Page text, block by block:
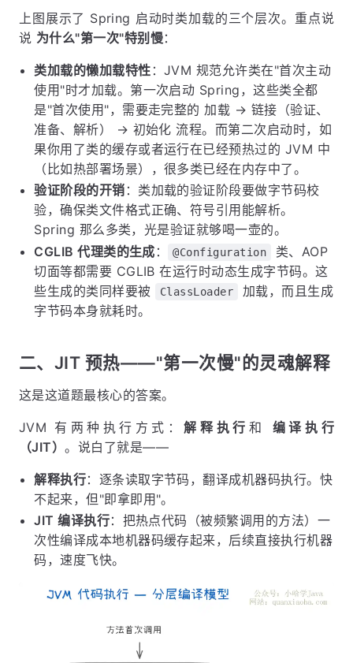
上图展示了 Spring 启动时类加载的三个层次。重点说
说 为什么"第一次"特别慢：
类加载的懒加载特性 ：JVM 规范允许类在"首次主动
使用"时才加载。第一次启动 Spring，这些类全都
是"首次使用"，需要走完整的 加载 → 链接（验证、
准备、解析） → 初始化 流程。而第二次启动时，如
果你用了类的缓存或者运行在已经预热过的 JVM 中
（比如热部署场景），很多类已经在内存中了。
验证阶段的开销 ：类加载的验证阶段要做字节码校
验，确保类文件格式正确、符号引用能解析。
Spring 那么多类，光是验证就够喝一壶的。
CGLIB 代理类的生成 ： @Configuration
类、AOP
切面等都需要 CGLIB 在运行时动态生成字节码。这
些生成的类同样要被
ClassLoader
加载，而且生成
字节码本身就耗时。
二、JIT 预热——"第一次慢"的灵魂解释
这是这道题最核心的答案。
JVM 有两种执行方式：解释执行 和 编译执行
（JIT）。说白了就是——
解释执行：逐条读取字节码，翻译成机器码执行。快
不起来，但"即拿即用"。
JIT 编译执行：把热点代码（被频繁调用的方法）一
次性编译成本地机器码缓存起来，后续直接执行机器
码，速度飞快。